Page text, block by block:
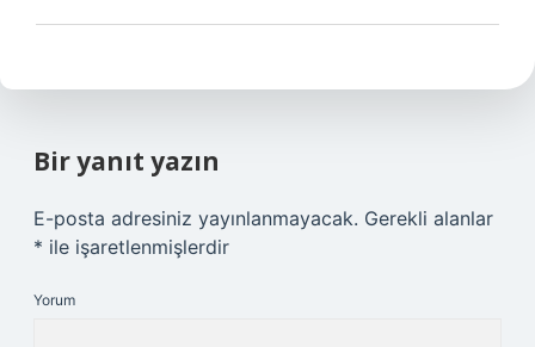
Bir yanıt yazın
E-posta adresiniz yayınlanmayacak. Gerekli alanlar
* ile işaretlenmişlerdir
Yorum